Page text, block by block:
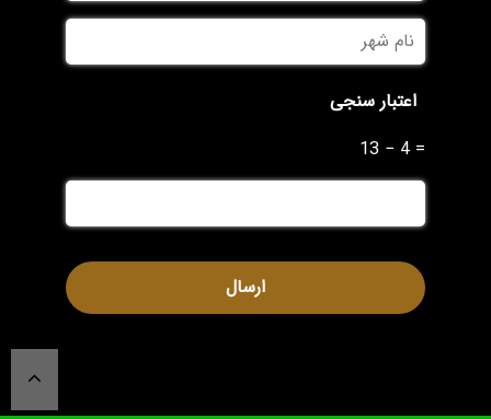
نام
شهر *
اعتبار سنجی
13 − 4 =